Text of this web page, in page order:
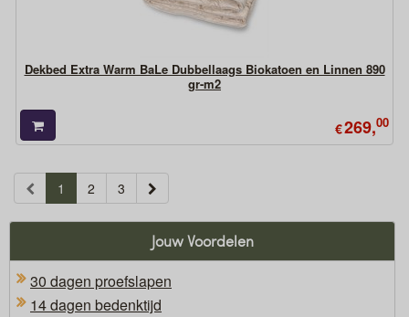
Dekbed Extra Warm BaLe Dubbellaags Biokatoen en Linnen 890
gr-m2
€269,00
1 (current)
2 3
Jouw Voordelen
30 dagen proefslapen
14 dagen bedenktijd